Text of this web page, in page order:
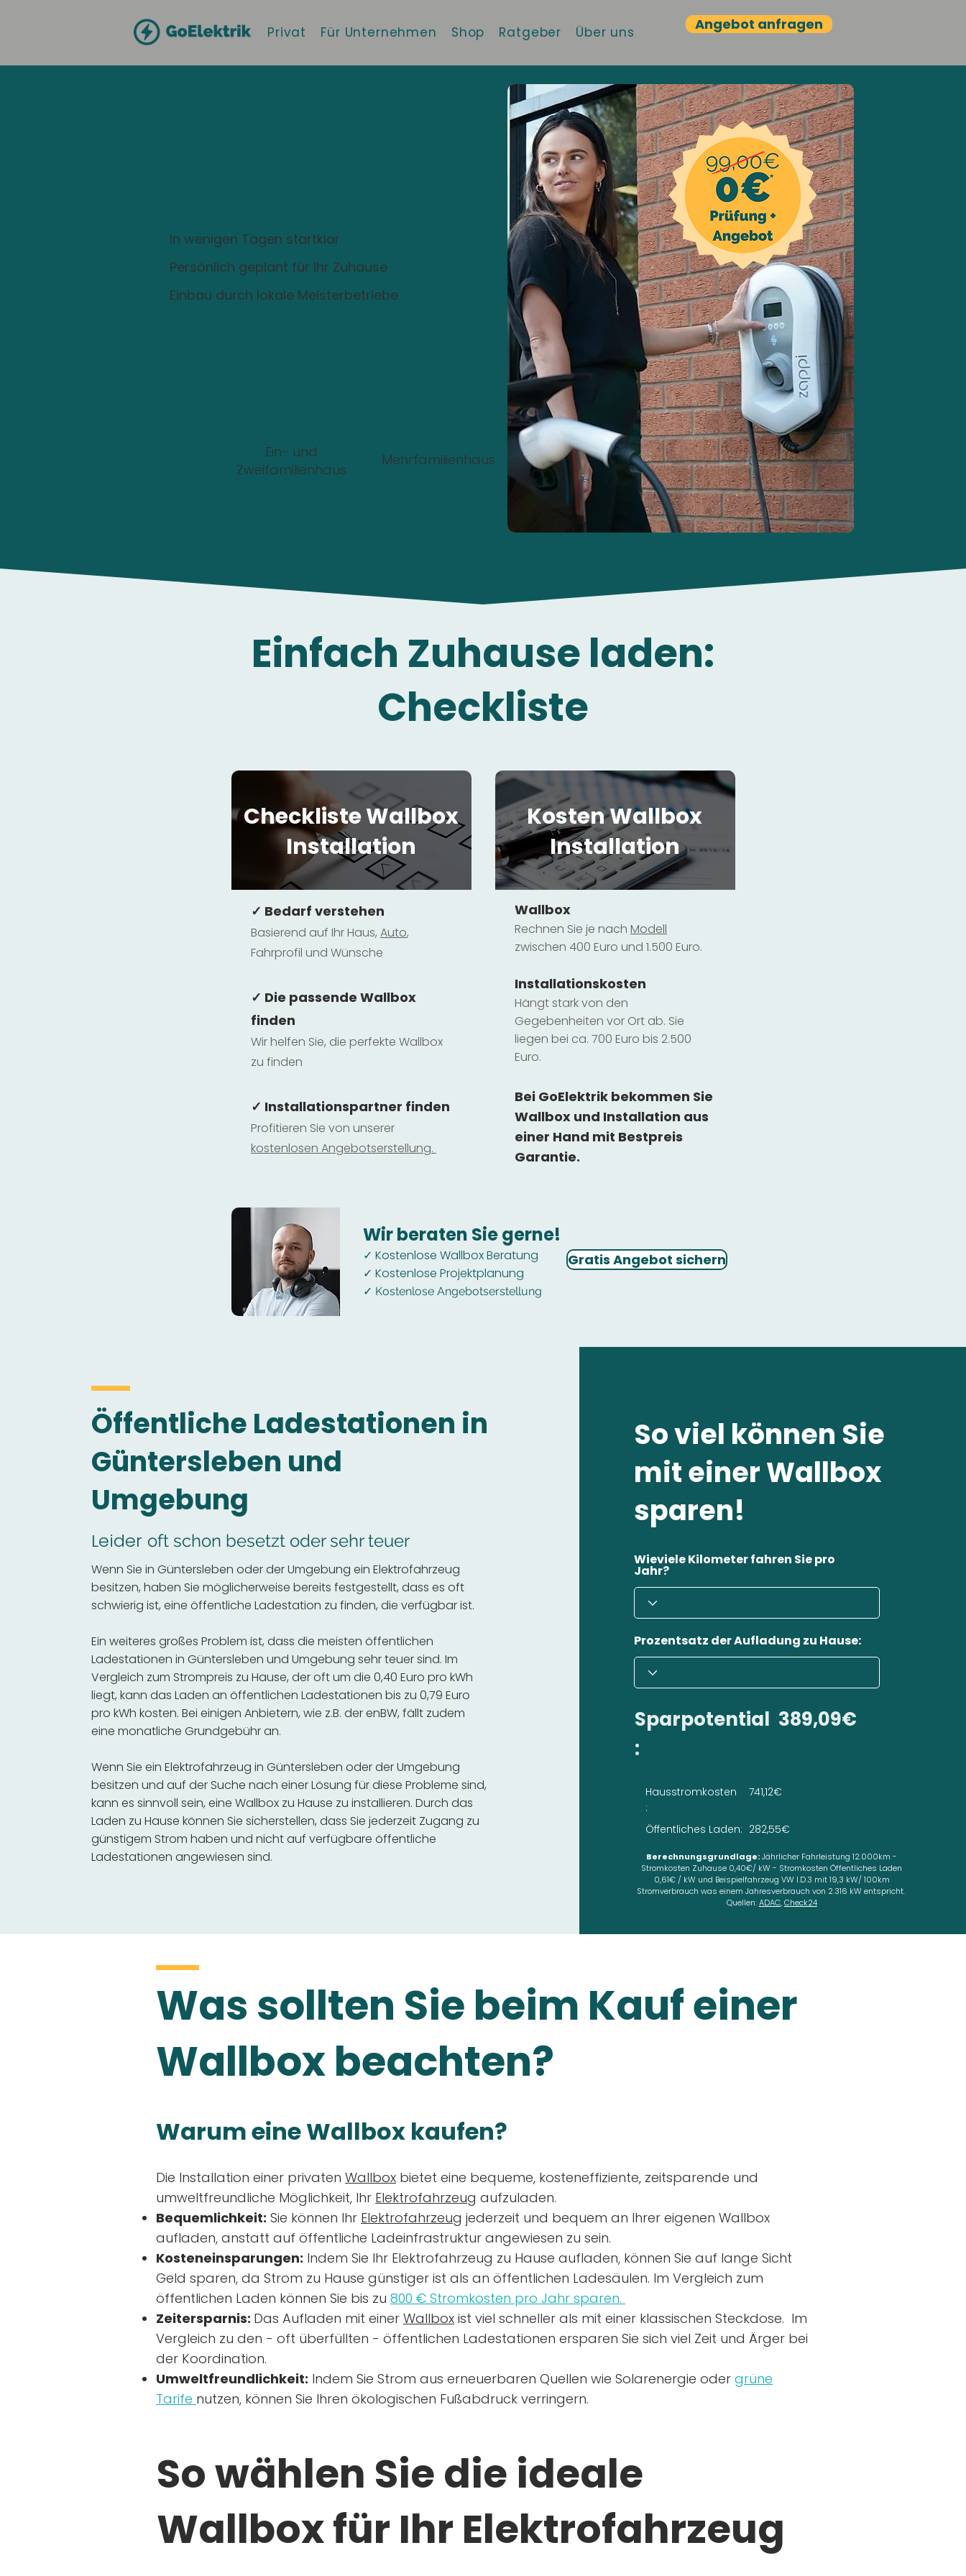
Privat Für Unternehmen Shop Ratgeber Über uns Angebot anfragen
In wenigen Tagen startklar
Persönlich geplant für Ihr Zuhause
Einbau durch lokale Meisterbetriebe
Ein- und
Zweifamilienhaus
Mehrfamilienhaus
Einfach Zuhause laden:
Checkliste
Checkliste Wallbox
Installation
✓ Bedarf verstehen
Basierend auf Ihr Haus, Auto,
Fahrprofil und Wünsche
✓ Die passende Wallbox
finden
Wir helfen Sie, die perfekte Wallbox
zu finden
✓ Installationspartner finden
Profitieren Sie von unserer
kostenlosen Angebotserstellung.
Kosten Wallbox
Installation
Wallbox
Rechnen Sie je nach Modell
zwischen 400 Euro und 1.500 Euro.
Installationskosten
Hängt stark von den
Gegebenheiten vor Ort ab. Sie
liegen bei ca. 700 Euro bis 2.500
Euro.
Bei GoElektrik bekommen Sie
Wallbox und Installation aus
einer Hand mit Bestpreis
Garantie.
Wir beraten Sie gerne!
✓ Kostenlose Wallbox Beratung
✓ Kostenlose Projektplanung
✓ Kostenlose Angebotserstellung
Gratis Angebot sichern
Öffentliche Ladestationen in
Güntersleben und
Umgebung
Leider oft schon besetzt oder sehr teuer
Wenn Sie in Güntersleben oder der Umgebung ein Elektrofahrzeug
besitzen, haben Sie möglicherweise bereits festgestellt, dass es oft
schwierig ist, eine öffentliche Ladestation zu finden, die verfügbar ist.
Ein weiteres großes Problem ist, dass die meisten öffentlichen
Ladestationen in Güntersleben und Umgebung sehr teuer sind. Im
Vergleich zum Strompreis zu Hause, der oft um die 0,40 Euro pro kWh
liegt, kann das Laden an öffentlichen Ladestationen bis zu 0,79 Euro
pro kWh kosten. Bei einigen Anbietern, wie z.B. der enBW, fällt zudem
eine monatliche Grundgebühr an.
Wenn Sie ein Elektrofahrzeug in Güntersleben oder der Umgebung
besitzen und auf der Suche nach einer Lösung für diese Probleme sind,
kann es sinnvoll sein, eine Wallbox zu Hause zu installieren. Durch das
Laden zu Hause können Sie sicherstellen, dass Sie jederzeit Zugang zu
günstigem Strom haben und nicht auf verfügbare öffentliche
Ladestationen angewiesen sind.
So viel können Sie
mit einer Wallbox
sparen!
Wieviele Kilometer fahren Sie pro
Jahr?
Prozentsatz der Aufladung zu Hause:
Sparpotential
:
389,09€
Hausstromkosten
:
Öffentliches Laden:
741,12€
282,55€
Berechnungsgrundlage:Jährlicher Fahrleistung 12.000km -
Stromkosten Zuhause 0,40€/ kW - Stromkosten Öffentliches Laden
0,61€ / kW und Beispielfahrzeug VW I.D.3 mit 19,3 kW/ 100km
Stromverbrauch was einem Jahresverbrauch von 2.316 kW entspricht.
Quellen:ADAC,Check24
Was sollten Sie beim Kauf einer
Wallbox beachten?
Warum eine Wallbox kaufen?
Die Installation einer privaten Wallbox bietet eine bequeme, kosteneffiziente, zeitsparende und
umweltfreundliche Möglichkeit, Ihr Elektrofahrzeug aufzuladen.
Bequemlichkeit: Sie können Ihr Elektrofahrzeug jederzeit und bequem an Ihrer eigenen Wallbox
aufladen, anstatt auf öffentliche Ladeinfrastruktur angewiesen zu sein.
Kosteneinsparungen: Indem Sie Ihr Elektrofahrzeug zu Hause aufladen, können Sie auf lange Sicht
Geld sparen, da Strom zu Hause günstiger ist als an öffentlichen Ladesäulen. Im Vergleich zum
öffentlichen Laden können Sie bis zu 800 € Stromkosten pro Jahr sparen.
Zeitersparnis: Das Aufladen mit einer Wallbox ist viel schneller als mit einer klassischen Steckdose. Im
Vergleich zu den - oft überfüllten - öffentlichen Ladestationen ersparen Sie sich viel Zeit und Ärger bei
der Koordination.
Umweltfreundlichkeit: Indem Sie Strom aus erneuerbaren Quellen wie Solarenergie oder grüne
Tarife nutzen, können Sie Ihren ökologischen Fußabdruck verringern.
So wählen Sie die ideale
Wallbox für Ihr Elektrofahrzeug